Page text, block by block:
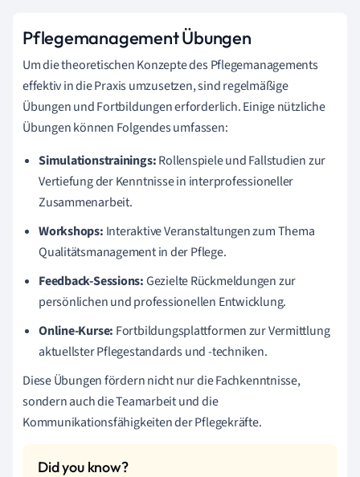
Pflegemanagement Übungen
Um die theoretischen Konzepte des Pflegemanagements
effektiv in die Praxis umzusetzen, sind regelmäßige
Übungen und Fortbildungen erforderlich. Einige nützliche
Übungen können Folgendes umfassen:
Simulationstrainings:Rollenspiele und Fallstudien zur
Vertiefung der Kenntnisse in interprofessioneller
Zusammenarbeit.
Workshops: Interaktive Veranstaltungen zum Thema
Qualitätsmanagement in der Pflege.
Feedback-Sessions:Gezielte Rückmeldungen zur
persönlichen und professionellen Entwicklung.
Online-Kurse: Fortbildungsplattformen zur Vermittlung
aktuellster Pflegestandards und -techniken.
Diese Übungen fördern nicht nur die Fachkenntnisse,
sondern auch die Teamarbeit und die
Kommunikationsfähigkeiten der Pflegekräfte.